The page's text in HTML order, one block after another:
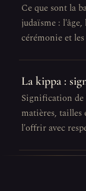
Ce que sont la
judaïsme :
cérémonie et
La kippa :
Signification
matières,
l'offrir avec